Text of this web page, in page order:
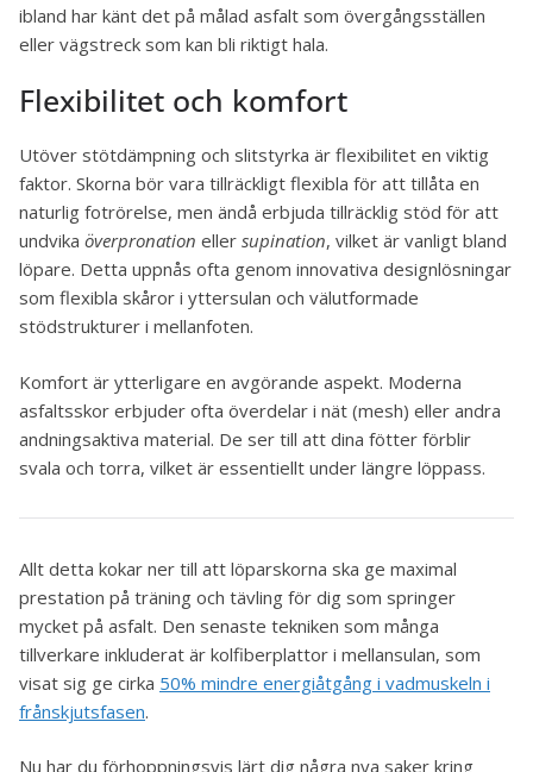
ibland har känt det på målad asfalt som övergångsställen
eller vägstreck som kan bli riktigt hala.
Flexibilitet och komfort
Utöver stötdämpning och slitstyrka är flexibilitet en viktig
faktor. Skorna bör vara tillräckligt flexibla för att tillåta en
naturlig fotrörelse, men ändå erbjuda tillräcklig stöd för att
undvika överpronation eller supination, vilket är vanligt bland
löpare. Detta uppnås ofta genom innovativa designlösningar
som flexibla skåror i yttersulan och välutformade
stödstrukturer i mellanfoten.
Komfort är ytterligare en avgörande aspekt. Moderna
asfaltsskor erbjuder ofta överdelar i nät (mesh) eller andra
andningsaktiva material. De ser till att dina fötter förblir
svala och torra, vilket är essentiellt under längre löppass.
Allt detta kokar ner till att löparskorna ska ge maximal
prestation på träning och tävling för dig som springer
mycket på asfalt. Den senaste tekniken som många
tillverkare inkluderat är kolfiberplattor i mellansulan, som
visat sig ge cirka 50% mindre energiåtgång i vadmuskeln i
frånskjutsfasen.
Nu har du förhoppningsvis lärt dig några nya saker kring